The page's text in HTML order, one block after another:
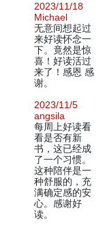
2023/11/18
Michael
无意间想起过
来好读怀念一
下。竟然是惊
喜！好读活过
来了！感恩 感
谢。
2023/11/5
angsila
每周上好读看
看是否有新
书，这已经成
了一个习惯。
这种陪伴是一
种舒服的，充
满确定感的安
心。感谢好
读。